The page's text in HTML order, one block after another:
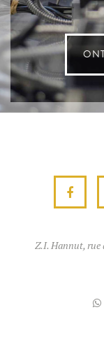
Z.I. Hannut, rue